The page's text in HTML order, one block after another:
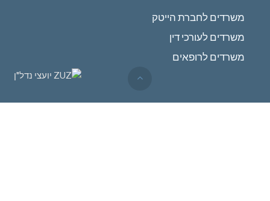
משרדים לחברת הייטק
משרדים לעורכי דין
משרדים לרופאים